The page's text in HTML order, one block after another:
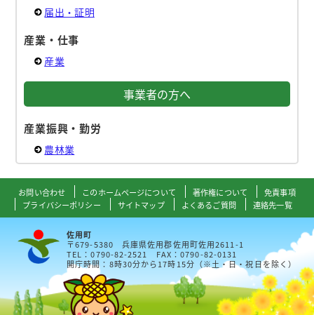
届出・証明
産業・仕事
産業
事業者の方へ
産業振興・勤労
農林業
お問い合わせ このホームページについて 著作権について
免責事項
プライバシーポリシー
サイトマップ よくあるご質問 連絡先一覧
佐用町
〒679-5380 兵庫県佐用郡佐用町佐用2611-1
TEL：0790-82-2521 FAX：0790-82-0131
開庁時間：8時30分から17時15分（※土・日・祝日を除く）